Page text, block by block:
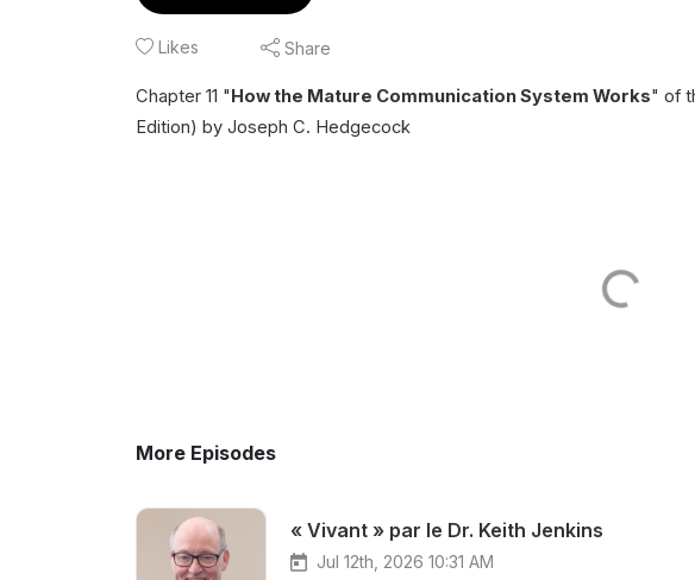
Likes Share
Chapter 11 "How the Mature Communication System Works" of
Edition) by Joseph C. Hedgecock
More Episodes
« Vivant » par le Dr. Keith Jenkins
Jul 12th, 2026 10:31 AM